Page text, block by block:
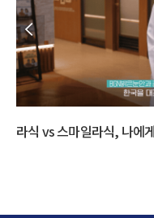
라식 vs 스마일라식, 나에